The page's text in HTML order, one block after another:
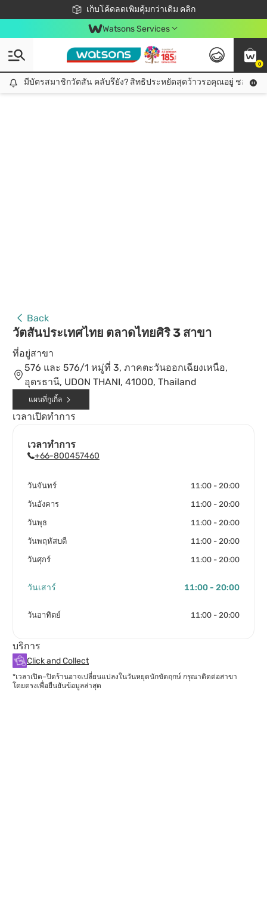
เก็บโค้ดลดเพิ่มคุ้มกว่าเดิม คลิก
ชอปออนไลน์ครั้งแรก ลดเพิ่มจุก ๆ 10%! 🎉
📦ส่งฟรี! เมื่อชอป 499฿
สมาชิกวัตสัน คลับดียังไง?
Watsons Services
0
มีบัตรสมาชิกวัตสัน คลับรึยัง? สิทธิประหยัดสุดว้าวรอคุณอยู่ ชอปคุ้มกว่าเดิม คลิก!
มีบัตรสมาชิกวัตสัน คลับรึยัง? สิทธิประหยัดสุดว้าวรอคุณอยู่ ชอปคุ้มก
Back
วัตสันประเทศไทย ตลาดไทยศิริ 3 สาขา
ที่อยู่สาขา
576 และ 576/1 หมู่ที่ 3, ภาคตะวันออกเฉียงเหนือ,
อุดรธานี, UDON THANI, 41000, Thailand
แผนที่กูเกิ้ล
เวลาเปิดทำการ
เวลาทำการ
+66-800457460
วันจันทร์ 11:00 - 20:00
วันอังคาร 11:00 - 20:00
วันพุธ 11:00 - 20:00
วันพฤหัสบดี 11:00 - 20:00
วันศุกร์ 11:00 - 20:00
วันเสาร์ 11:00 - 20:00
วันอาทิตย์ 11:00 - 20:00
บริการ
Click and Collect
*เวลาเปิด–ปิดร้านอาจเปลี่ยนแปลงในวันหยุดนักขัตฤกษ์ กรุณาติดต่อสาขา
โดยตรงเพื่อยืนยันข้อมูลล่าสุด